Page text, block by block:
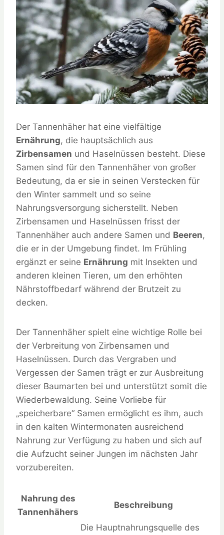
Der Tannenhäher hat eine vielfältige
Ernährung, die hauptsächlich aus
Zirbensamen und Haselnüssen besteht. Diese
Samen sind für den Tannenhäher von großer
Bedeutung, da er sie in seinen Verstecken für
den Winter sammelt und so seine
Nahrungsversorgung sicherstellt. Neben
Zirbensamen und Haselnüssen frisst der
Tannenhäher auch andere Samen und Beeren,
die er in der Umgebung findet. Im Frühling
ergänzt er seine Ernährung mit Insekten und
anderen kleinen Tieren, um den erhöhten
Nährstoffbedarf während der Brutzeit zu
decken.
Der Tannenhäher spielt eine wichtige Rolle bei
der Verbreitung von Zirbensamen und
Haselnüssen. Durch das Vergraben und
Vergessen der Samen trägt er zur Ausbreitung
dieser Baumarten bei und unterstützt somit die
Wiederbewaldung. Seine Vorliebe für
„speicherbare“ Samen ermöglicht es ihm, auch
in den kalten Wintermonaten ausreichend
Nahrung zur Verfügung zu haben und sich auf
die Aufzucht seiner Jungen im nächsten Jahr
vorzubereiten.
Nahrung des
Tannenhähers
Beschreibung
Die Hauptnahrungsquelle des